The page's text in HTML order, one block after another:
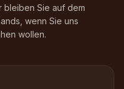
Sie auf dem
wenn Sie uns
wollen.